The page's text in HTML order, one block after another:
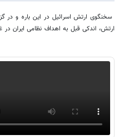
سخنگوی ارتش اسرائیل در این باره و در
ارتش، اندکی قبل به اهداف نظامی ایران